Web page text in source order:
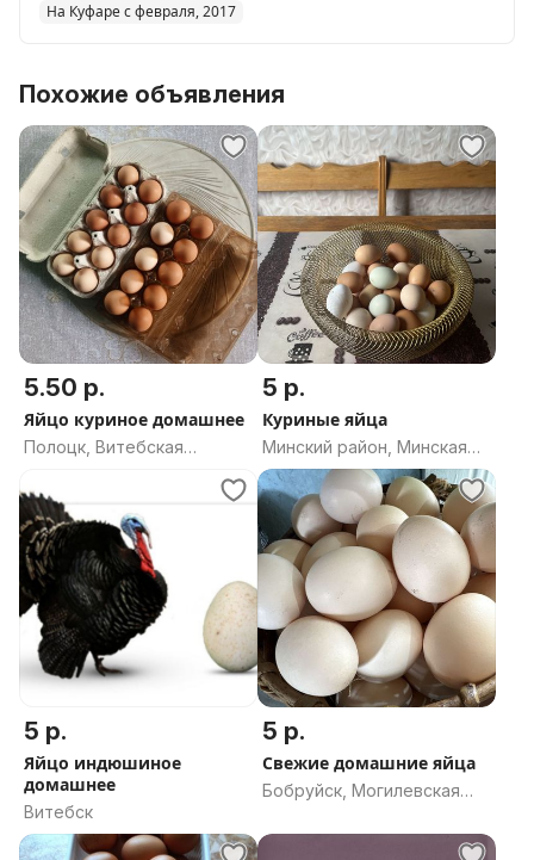
На Куфаре с февраля, 2017
Похожие объявления
5.50 р.
Яйцо куриное домашнее
Полоцк, Витебская
5 р.
Куриные яйца
Минский район, Минская
область
5 р.
Яйцо индюшиное
домашнее
Витебск
5 р.
Свежие домашние яйца
Бобруйск, Могилевская